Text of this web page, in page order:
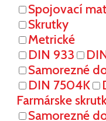
Spojovací
Skrutky
Metrické
DIN 933
Samorezné
DIN 7504K
Farmárske
Samorezné